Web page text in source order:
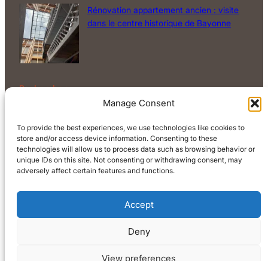
Manage Consent
To provide the best experiences, we use technologies like cookies to
store and/or access device information. Consenting to these
technologies will allow us to process data such as browsing behavior or
unique IDs on this site. Not consenting or withdrawing consent, may
adversely affect certain features and functions.
Accept
Deny
View preferences
Rénovation appartement ancien : visite
dans le centre historique de Bayonne
Rechercher
© 2026 Powered byOna WordPress theme
InstagramYouTube